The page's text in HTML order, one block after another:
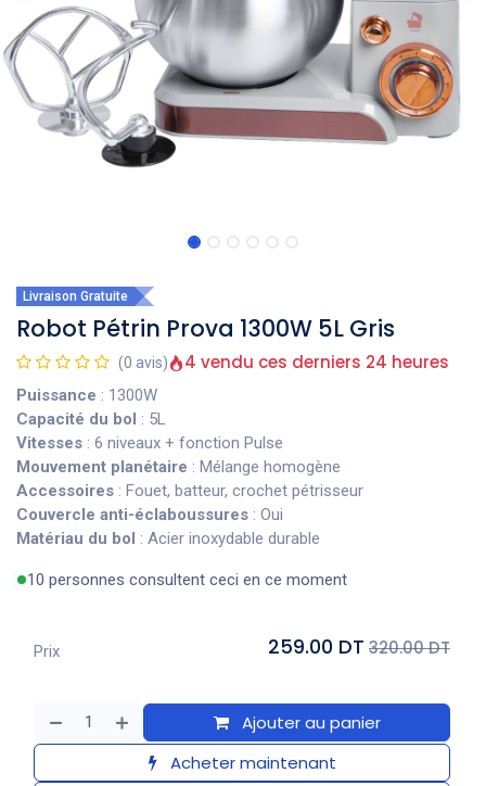
Livraison Gratuite
Robot Pétrin Prova 1300W 5L Gris
(0 avis) 4 vendu ces derniers 24 heures
Puissance : 1300W
Capacité du bol : 5L
Vitesses : 6 niveaux + fonction Pulse
Mouvement planétaire : Mélange homogène
Accessoires : Fouet, batteur, crochet pétrisseur
Couvercle anti-éclaboussures : Oui
Matériau du bol : Acier inoxydable durable
10 personnes consultent ceci en ce moment
Ajouter au panier
Acheter maintenant
Prix 259.00 DT 320.00 DT